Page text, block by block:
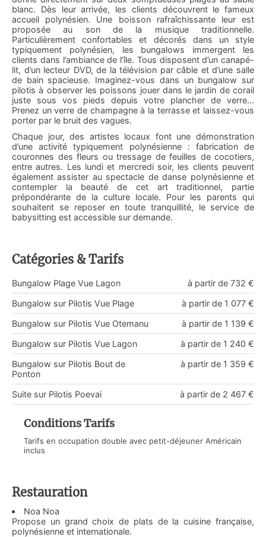
blanc. Dès leur arrivée, les clients découvrent le fameux
accueil polynésien. Une boisson rafraîchissante leur est
proposée au son de la musique traditionnelle.
Particulièrement confortables et décorés dans un style
typiquement polynésien, les bungalows immergent les
clients dans l’ambiance de l’île. Tous disposent d’un canapé-
lit, d’un lecteur DVD, de la télévision par câble et d’une salle
de bain spacieuse. Imaginez-vous dans un bungalow sur
pilotis à observer les poissons jouer dans le jardin de corail
juste sous vos pieds depuis votre plancher de verre…
Prenez un verre de champagne à la terrasse et laissez-vous
porter par le bruit des vagues.
Chaque jour, des artistes locaux font une démonstration
d’une activité typiquement polynésienne : fabrication de
couronnes des fleurs ou tressage de feuilles de cocotiers,
entre autres. Les lundi et mercredi soir, les clients peuvent
également assister au spectacle de danse polynésienne et
contempler la beauté de cet art traditionnel, partie
prépondérante de la culture locale. Pour les parents qui
souhaitent se reposer en toute tranquillité, le service de
babysitting est accessible sur demande.
Catégories & Tarifs
à partir de 732 €
Bungalow Plage Vue Lagon
à partir de 1 077 €
Bungalow sur Pilotis Vue Plage
à partir de 1 139 €
Bungalow sur Pilotis Vue Otemanu
à partir de 1 240 €
Bungalow sur Pilotis Vue Lagon
à partir de 1 359 €
Bungalow sur Pilotis Bout de
Ponton
à partir de 2 467 €
Suite sur Pilotis Poevai
Conditions Tarifs
Tarifs en occupation double avec petit-déjeuner Américain
inclus
Restauration
Noa Noa
Propose un grand choix de plats de la cuisine française,
polynésienne et internationale.